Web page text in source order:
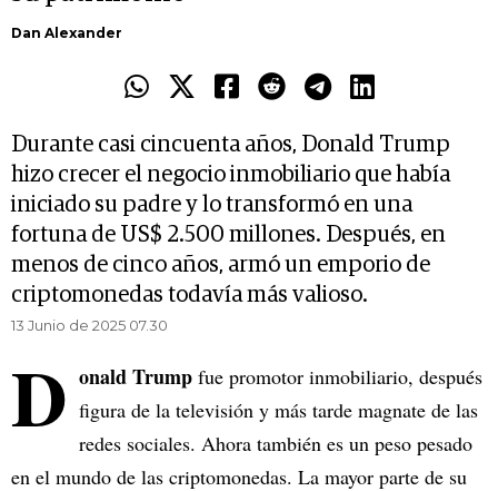
Dan Alexander
Durante casi cincuenta años, Donald Trump
hizo crecer el negocio inmobiliario que había
iniciado su padre y lo transformó en una
fortuna de US$ 2.500 millones. Después, en
menos de cinco años, armó un emporio de
criptomonedas todavía más valioso.
13 Junio de 2025 07.30
D onald Trump fue promotor inmobiliario, después
figura de la televisión y más tarde magnate de las
redes sociales. Ahora también es un peso pesado
en el mundo de las criptomonedas. La mayor parte de su